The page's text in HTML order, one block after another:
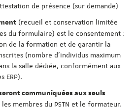
de présence (sur demande)
(recueil et conservation limitée
du formulaire) est le consentement :
de la formation et de garantir la
(nombre d'individus maximum
la salle dédiée, conformément aux
ERP).
communiquées aux seuls
les membres du PSTN et le formateur.